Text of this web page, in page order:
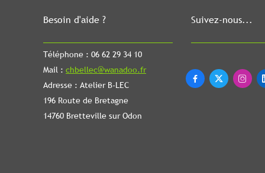
Besoin d'aide ?
Téléphone : 06 62 29 34 10
Mail : chbellec@wanadoo.fr
Adresse : Atelier B-LEC
196 Route de Bretagne
14760 Bretteville sur Odon
Suivez-nous...
  